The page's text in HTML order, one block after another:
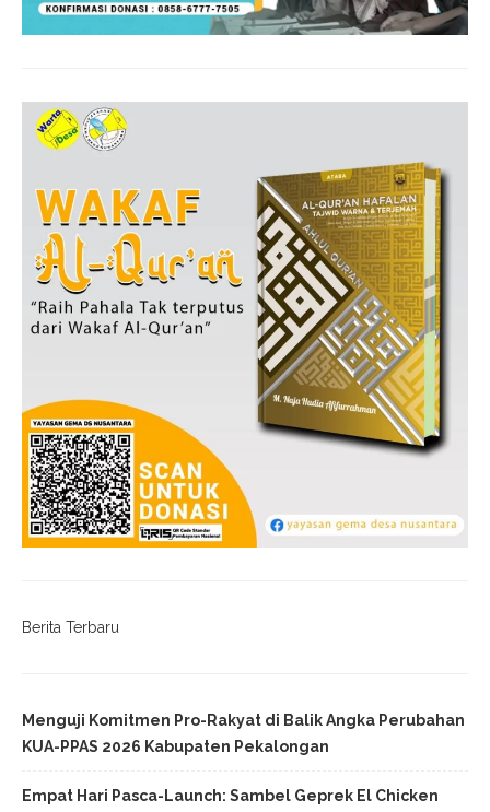
Berita Terbaru
Menguji Komitmen Pro-Rakyat di Balik Angka Perubahan
KUA-PPAS 2026 Kabupaten Pekalongan
Empat Hari Pasca-Launch: Sambel Geprek El Chicken